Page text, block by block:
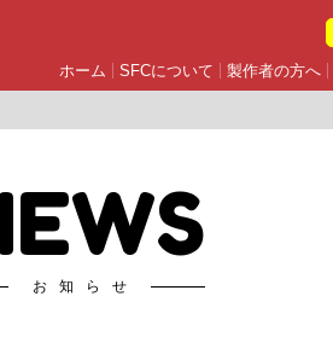
ホーム SFCについて 製作者の方へ
お知らせ